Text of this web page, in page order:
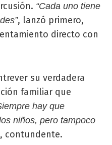
“Cada uno tiene
, lanzó primero,
directo con
su verdadera
familiar que
hay que
niños, pero tampoco
contundente.